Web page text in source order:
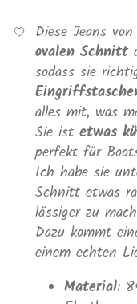
Diese Jeans
ovalen Schnitt
sodass sie
alles mit, was
Sie ist etwas
perfekt für
Ich habe sie
Schnitt etwas
lässiger zu
Dazu kommt
einem echten
Material: